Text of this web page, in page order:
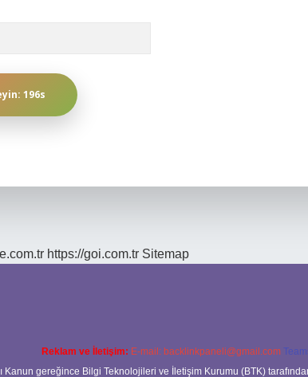
https://goi.com.tr Sitemap
Reklam ve İletişim: E-mail: backlinkpaneli@gmail.com
Kanun gereğince Bilgi Teknolojileri ve İletişim Kurumu (BTK)